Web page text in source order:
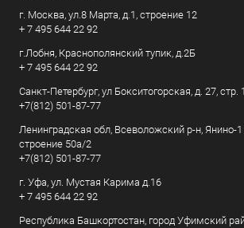
г. Москва, ул.8 Марта, д.1, строение 12
+ 7 495 644 22 92
г.Лобня, Краснополянский тупик, д.2Б
+ 7 495 644 22 92
Санкт-Петербург, ул Бокситогорская, д. 27, стр. 1
+7(812) 501-87-77
Ленинградская обл, Всеволожский р-н, Янино-
строение 50а/2
+7(812) 501-87-77
г. Уфа, ул. Мустая Карима д.16
+ 7 495 644 22 92
Республика Башкортостан, город Уфимский